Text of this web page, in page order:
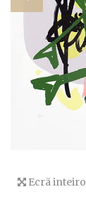
Ecrã inteiro